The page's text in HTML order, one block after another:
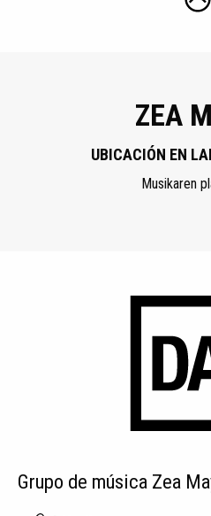
ZEA
UBICACIÓN EN
Musikaren
Grupo de música Zea